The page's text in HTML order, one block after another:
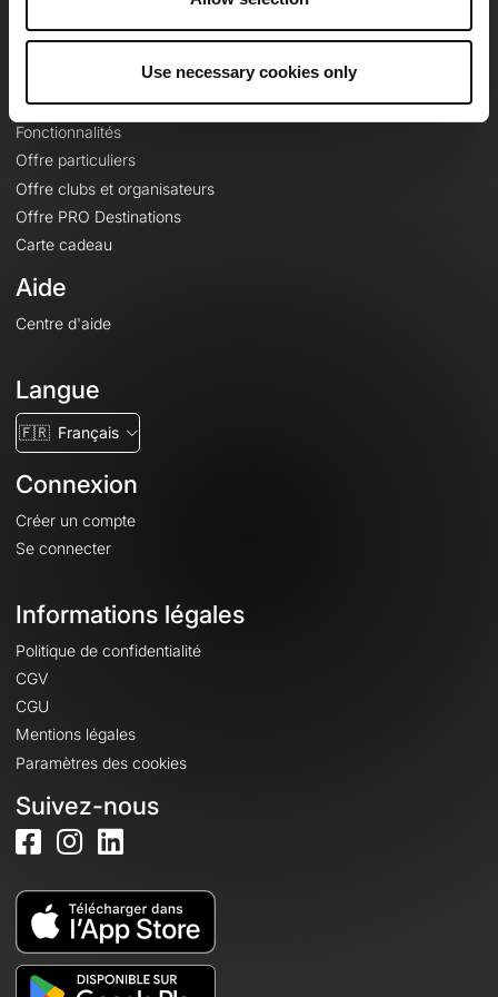
Use necessary cookies only
Le Mag'
Fonds de cartes topographiques
Fonctionnalités
Offre particuliers
Offre clubs et organisateurs
Offre PRO Destinations
Carte cadeau
Aide
Centre d'aide
Langue
🇫🇷 Français
Connexion
Créer un compte
Se connecter
Informations légales
Politique de confidentialité
CGV
CGU
Mentions légales
Paramètres des cookies
Suivez-nous